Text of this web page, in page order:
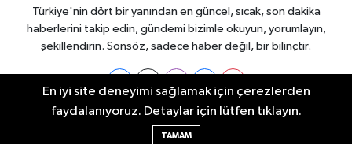
Türkiye'nin dört bir yanından en güncel, sıcak, son dakika
haberlerini takip edin, gündemi bizimle okuyun, yorumlayın,
şekillendirin. Sonsöz, sadece haber değil, bir bilinçtir.
Ankara Nöbetçi Eczaneler
En iyi site deneyimi sağlamak için çerezlerden
faydalanıyoruz. Detaylar için lütfen tıklayın.
TAMAM